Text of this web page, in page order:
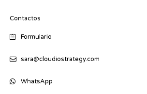
Contactos
Formulario
sara@cloudiostrategy.com
WhatsApp